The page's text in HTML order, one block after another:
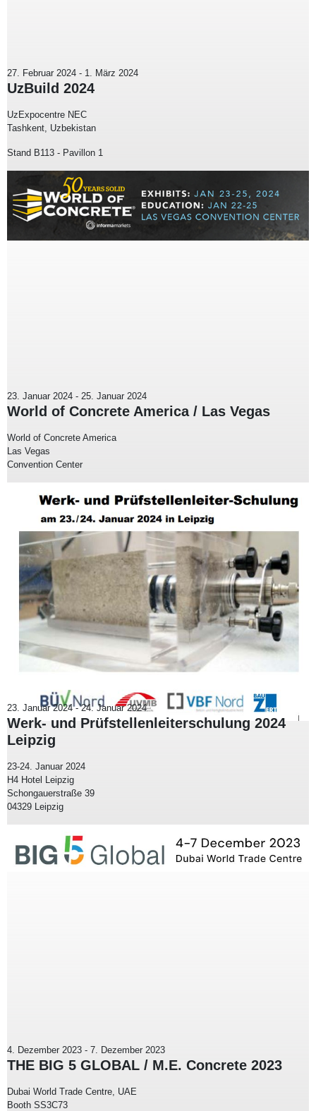
27. Februar 2024 - 1. März 2024
UzBuild 2024
UzExpocentre NEC
Tashkent, Uzbekistan
Stand B113 - Pavillon 1
23. Januar 2024 - 25. Januar 2024
World of Concrete America / Las Vegas
World of Concrete America
Las Vegas
Convention Center
23. Januar 2024-24. Januar 2024
Werk- und Prüfstellenleiterschulung 2024
Leipzig
23-24. Januar 2024
H4 Hotel Leipzig
Schongauerstraße 39
04329 Leipzig
4. Dezember 2023 - 7. Dezember 2023
THE BIG 5 GLOBAL / M.E. Concrete 2023
Dubai World Trade Centre, UAE
Booth SS3C73